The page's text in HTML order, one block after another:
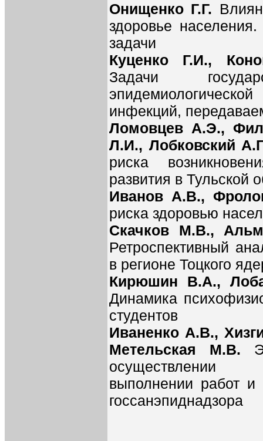
Онищенко Г.Г.
здоровье
задачи
Куценко Г.И.,
Задачи
инфекций,
Ломовцев А.Э.,
Л.И., Лобковский
риска
развития в Тульской
Иванов А.В.,
риска здоровью
Скачков М.В.,
Ретроспективный
в регионе Тоцкого
Кирюшин В.А.,
Динамика
студентов
Иваненко А.В.,
Метельская М.В.
осуществлении
выполнении работ и
госсанэпиднадзора